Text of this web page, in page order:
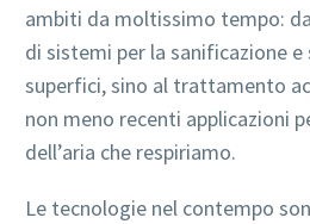
ambiti da moltissimo tempo:
di sistemi per la sanificazione
superfici, sino al trattamento
non meno recenti applicazioni
dell’aria che respiriamo.
Le tecnologie nel contempo